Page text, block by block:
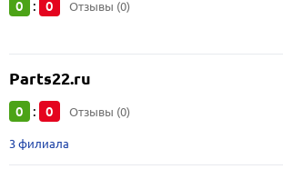
0 : 0 Отзывы (0)
Parts22.ru
0 : 0 Отзывы (0)
3 филиала